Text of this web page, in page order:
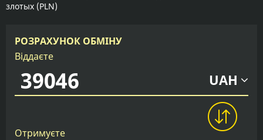
злотых (PLN)
РОЗРАХУНОК ОБМІНУ
Віддаєте
UAH
Отримуєте